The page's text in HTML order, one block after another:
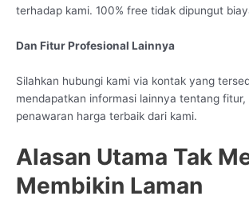
terhadap kami. 100% free tidak dipungut
Dan Fitur Profesional Lainnya
Silahkan hubungi kami via kontak yang
mendapatkan informasi lainnya tentang
penawaran harga terbaik dari kami.
Alasan Utama Tak
Membikin Laman